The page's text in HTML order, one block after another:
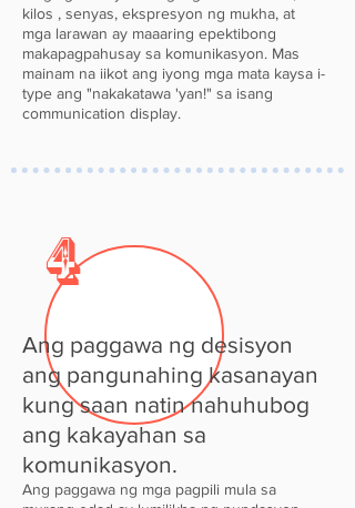
kilos , senyas, ekspresyon ng mukha, at
mga larawan ay maaaring epektibong
makapagpahusay sa komunikasyon. Mas
mainam na iikot ang iyong mga mata kaysa i-
type ang "nakakatawa 'yan!" sa isang
communication display.
4
Ang paggawa ng desisyon
ang pangunahing kasanayan
kung saan natin nahuhubog
ang kakayahan sa
komunikasyon.
Ang paggawa ng mga pagpili mula sa